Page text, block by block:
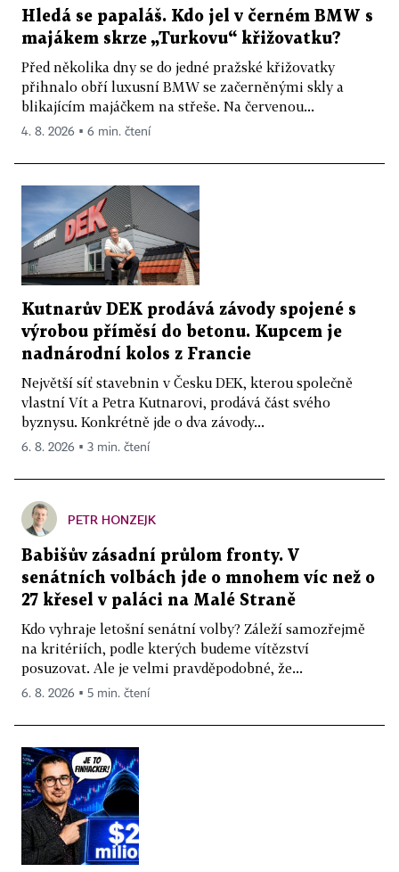
Hledá se papaláš. Kdo jel v černém BMW s
majákem skrze „Turkovu“ křižovatku?
Před několika dny se do jedné pražské křižovatky
přihnalo obří luxusní BMW se začerněnými skly a
blikajícím majáčkem na střeše. Na červenou...
4. 8. 2026 ▪ 6 min. čtení
Kutnarův DEK prodává závody spojené s
výrobou příměsí do betonu. Kupcem je
nadnárodní kolos z Francie
Největší síť stavebnin v Česku DEK, kterou společně
vlastní Vít a Petra Kutnarovi, prodává část svého
byznysu. Konkrétně jde o dva závody...
6. 8. 2026 ▪ 3 min. čtení
PETR HONZEJK
Babišův zásadní průlom fronty. V
senátních volbách jde o mnohem víc než o
27 křesel v paláci na Malé Straně
Kdo vyhraje letošní senátní volby? Záleží samozřejmě
na kritériích, podle kterých budeme vítězství
posuzovat. Ale je velmi pravděpodobné, že...
6. 8. 2026 ▪ 5 min. čtení